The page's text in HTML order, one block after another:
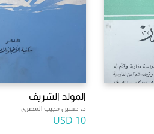
المولد الشريف
د. حسين مجيب المصرى
10 USD